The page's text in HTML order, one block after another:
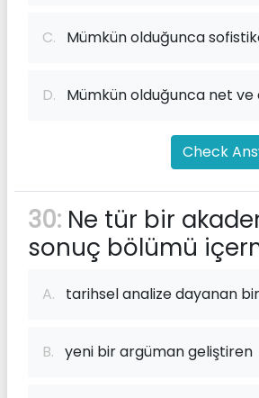
C. Mümkün olduğunca
D. Mümkün olduğunca net
Check
30: Ne tür bir
sonuç bölümü
A. tarihsel analize dayanan
B. yeni bir argüman geliştiren